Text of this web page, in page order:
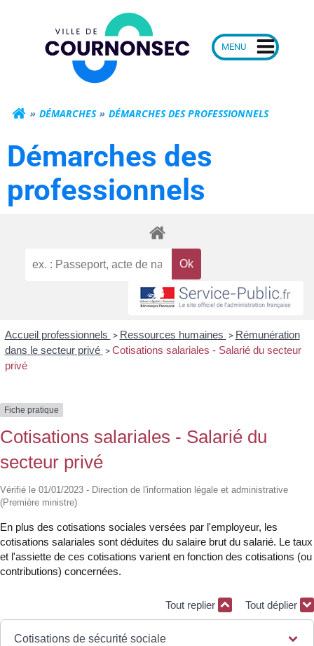
Mairie de
DÉMARCHES DÉMARCHES DES PROFESSIONNELS
Démarches des
professionnels
Accueil professionnels > Ressources humaines > Rémunération
dans le secteur privé > Cotisations salariales - Salarié du secteur
privé
Fiche pratique
Cotisations salariales - Salarié du
secteur privé
Vérifié le 01/01/2023 - Direction de l'information légale et administrative
(Première ministre)
En plus des cotisations sociales versées par l'employeur, les
cotisations salariales sont déduites du salaire brut du salarié. Le taux
et l'assiette de ces cotisations varient en fonction des cotisations (ou
contributions) concernées.
Tout replier Tout déplier
Cotisations de sécurité sociale